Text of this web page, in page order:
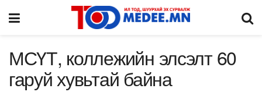
МСҮТ, коллежийн элсэлт 60
гаруй хувьтай байна